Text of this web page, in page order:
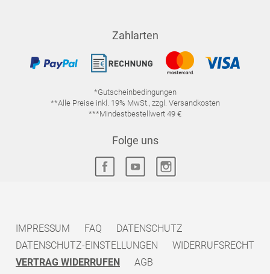
Zahlarten
*Gutscheinbedingungen
**Alle Preise inkl. 19% MwSt., zzgl. Versandkosten
***Mindestbestellwert 49 €
Folge uns
IMPRESSUM FAQ
DATENSCHUTZ
DATENSCHUTZ-EINSTELLUNGEN
WIDERRUFSRECHT
VERTRAG WIDERRUFEN
AGB